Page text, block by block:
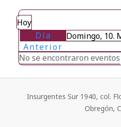
Hoy
Día
Anterior
Domingo, 10.
No se encontraron eventos
Insurgentes Sur 1940, col.
Obregón,